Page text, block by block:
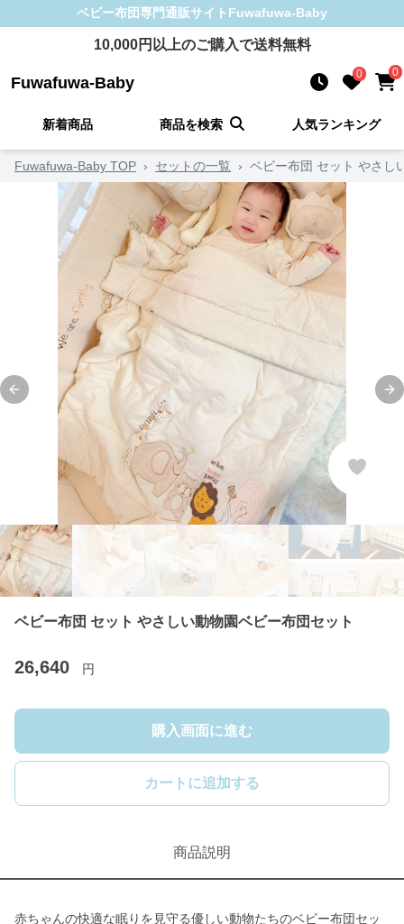
ベビー布団専門通販サイト Fuwafuwa-Baby
10,000円以上のご購入で送料無料
Fuwafuwa-Baby 0 0
新着商品 商品を検索 人気ランキング
Fuwafuwa-Baby TOP › セットの一覧 › ベビー布団 セット やさし
Previous slide
ベビー布団 セット やさしい動物園ベビー布団セット
26,640 円
購入画面に進む
カートに追加する
商品説明
赤ちゃんの快適な眠りを見守る優しい動物たちのベビー布団セッ